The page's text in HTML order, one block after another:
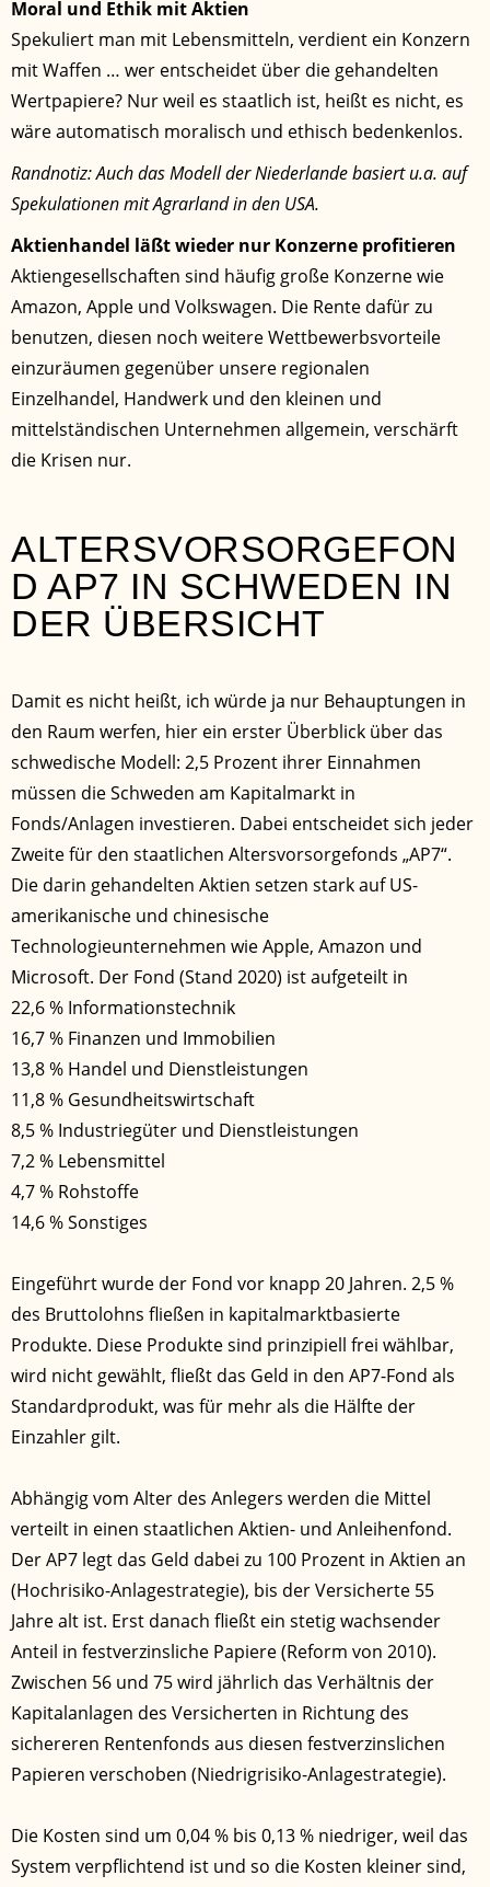
Moral und Ethik mit Aktien
Spekuliert man mit Lebensmitteln, verdient ein Konzern
mit Waffen … wer entscheidet über die gehandelten
Wertpapiere? Nur weil es staatlich ist, heißt es nicht, es
wäre automatisch moralisch und ethisch bedenkenlos.
Randnotiz: Auch das Modell der Niederlande basiert u.a. auf
Spekulationen mit Agrarland in den USA.
Aktienhandel läßt wieder nur Konzerne profitieren
Aktiengesellschaften sind häufig große Konzerne wie
Amazon, Apple und Volkswagen. Die Rente dafür zu
benutzen, diesen noch weitere Wettbewerbsvorteile
einzuräumen gegenüber unsere regionalen
Einzelhandel, Handwerk und den kleinen und
mittelständischen Unternehmen allgemein, verschärft
die Krisen nur.
ALTERSVORSORGEFON
D AP7 IN SCHWEDEN IN
DER ÜBERSICHT
Damit es nicht heißt, ich würde ja nur Behauptungen in
den Raum werfen, hier ein erster Überblick über das
schwedische Modell: 2,5 Prozent ihrer Einnahmen
müssen die Schweden am Kapitalmarkt in
Fonds/Anlagen investieren. Dabei entscheidet sich jeder
Zweite für den staatlichen Altersvorsorgefonds „AP7“.
Die darin gehandelten Aktien setzen stark auf US-
amerikanische und chinesische
Technologieunternehmen wie Apple, Amazon und
Microsoft. Der Fond (Stand 2020) ist aufgeteilt in
22,6 % Informationstechnik
16,7 % Finanzen und Immobilien
13,8 % Handel und Dienstleistungen
11,8 % Gesundheitswirtschaft
8,5 % Industriegüter und Dienstleistungen
7,2 % Lebensmittel
4,7 % Rohstoffe
14,6 % Sonstiges
Eingeführt wurde der Fond vor knapp 20 Jahren. 2,5 %
des Bruttolohns fließen in kapitalmarktbasierte
Produkte. Diese Produkte sind prinzipiell frei wählbar,
wird nicht gewählt, fließt das Geld in den AP7-Fond als
Standardprodukt, was für mehr als die Hälfte der
Einzahler gilt.
Abhängig vom Alter des Anlegers werden die Mittel
verteilt in einen staatlichen Aktien- und Anleihenfond.
Der AP7 legt das Geld dabei zu 100 Prozent in Aktien an
(Hochrisiko-Anlagestrategie), bis der Versicherte 55
Jahre alt ist. Erst danach fließt ein stetig wachsender
Anteil in festverzinsliche Papiere (Reform von 2010).
Zwischen 56 und 75 wird jährlich das Verhältnis der
Kapitalanlagen des Versicherten in Richtung des
sichereren Rentenfonds aus diesen festverzinslichen
Papieren verschoben (Niedrigrisiko-Anlagestrategie).
Die Kosten sind um 0,04 % bis 0,13 % niedriger, weil das
System verpflichtend ist und so die Kosten kleiner sind,